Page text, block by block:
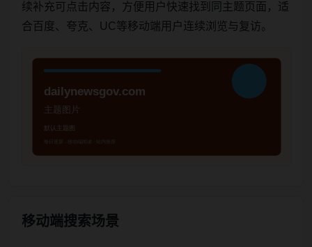
续补充可点击内容，方便用户快速找到同主题页面，适
合百度、夸克、UC等移动端用户连续浏览与复访。
移动端搜索场景